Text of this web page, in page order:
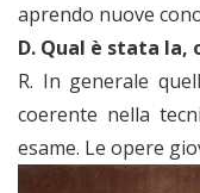
aprendo nuove
D. Qual è stata
R. In generale
coerente nella
esame. Le opere